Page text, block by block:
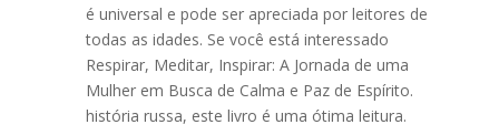
é universal e pode ser apreciada por leitores de
todas as idades. Se você está interessado
Respirar, Meditar, Inspirar: A Jornada de uma
Mulher em Busca de Calma e Paz de Espírito.
história russa, este livro é uma ótima leitura.